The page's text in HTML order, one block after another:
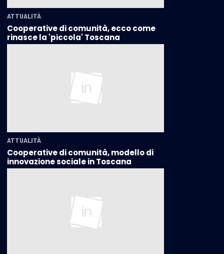
ATTUALITÀ
Cooperative di comunità, ecco come
rinasce la 'piccola' Toscana
ATTUALITÀ
Cooperative di comunità, modello di
innovazione sociale in Toscana